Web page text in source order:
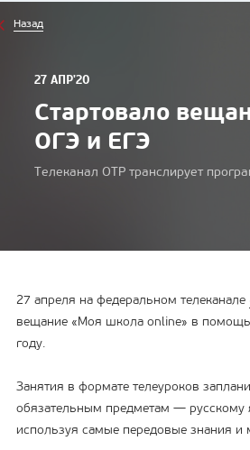
Назад
27 АПР'20
Стартовало
ОГЭ и ЕГЭ
Телеканал ОТР транслирует
27 апреля на федеральном телеканале
вещание «Моя школа online» в помощь
году.
Занятия в формате телеуроков
обязательным предметам — русскому
используя самые передовые знания и